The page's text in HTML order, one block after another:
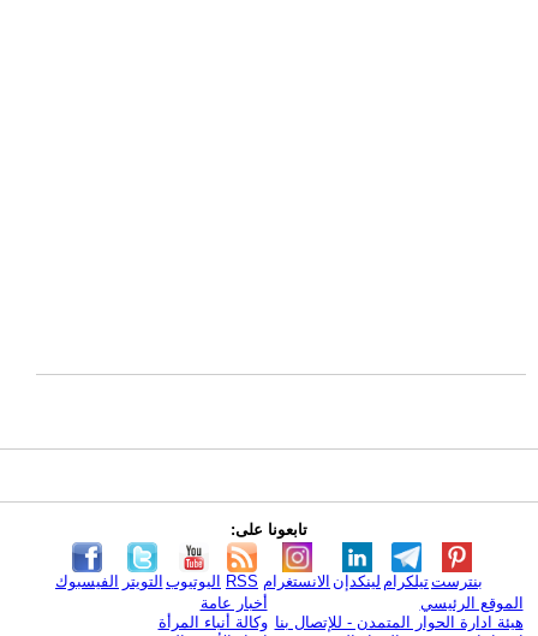
تابعونا على:
الفيسبوك التويتر اليوتيوب RSS الانستغرام لينكدإن تيلكرامبنترست
الموقع الرئيسي
هيئة ادارة الحوار المتمدن - للإتصال بنا
أخبار عامة
وكالة أنباء المرأة